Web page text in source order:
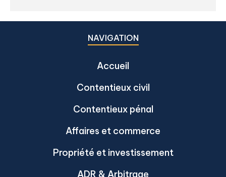
NAVIGATION
Accueil
Contentieux civil
Contentieux pénal
Affaires et commerce
Propriété et investissement
ADR & Arbitrage